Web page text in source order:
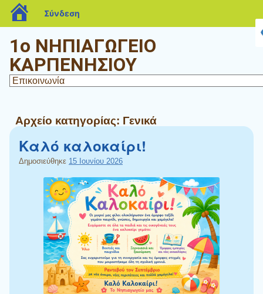
1ο ΝΗΠΙΑΓΩΓΕΙΟ
ΚΑΡΠΕΝΗΣΙΟΥ
Αρχείο κατηγορίας: Γενικά
Καλό καλοκαίρι!
Δημοσιεύθηκε 15 Ιουνίου 2026
blogs.sch.gr
Σύνδεση